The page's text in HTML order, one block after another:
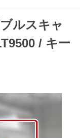
ルスキャ
/ キー